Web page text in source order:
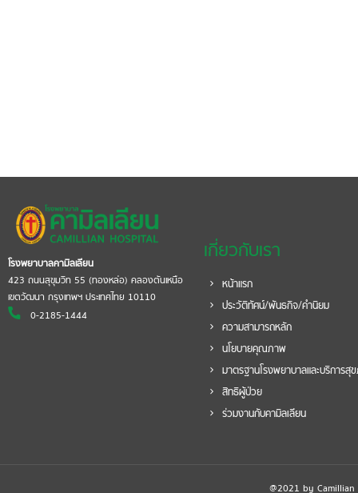
โรงพยาบาลคามิลเลียน
423 ถนนสุขุมวิท 55 (ทองหล่อ) คลองตันเหนือ
เขตวัฒนา กรุงเทพฯ ประเทศไทย 10110
0-2185-1444
เกี่ยวกับเรา
หน้าแรก
ประวัติทัศน์/พันธกิจ/คำนิยม
ความสามารถหลัก
นโยบายคุณภาพ
มาตรฐานโรงพยาบาลและบริการสุ
สิทธิผู้ป่วย
ร่วมงานกับคามิลเลียน
@2021 by